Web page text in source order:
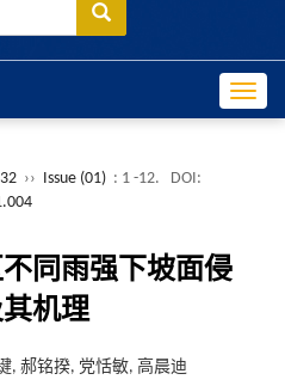
›› Issue (01) : 1 -12.
DOI:
同雨强下坡面侵
机理
, 郝铭揆, 党恬敏, 高晨迪